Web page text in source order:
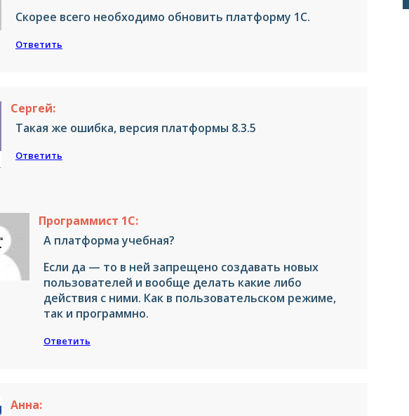
Скорее всего необходимо обновить платформу 1С.
Ответить
Сергей:
Такая же ошибка, версия платформы 8.3.5
Ответить
Программист 1С:
А платформа учебная?
Если да — то в ней запрещено создавать новых
пользователей и вообще делать какие либо
действия с ними. Как в пользовательском режиме,
так и программно.
Ответить
Анна: